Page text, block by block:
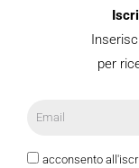
per
acconsento